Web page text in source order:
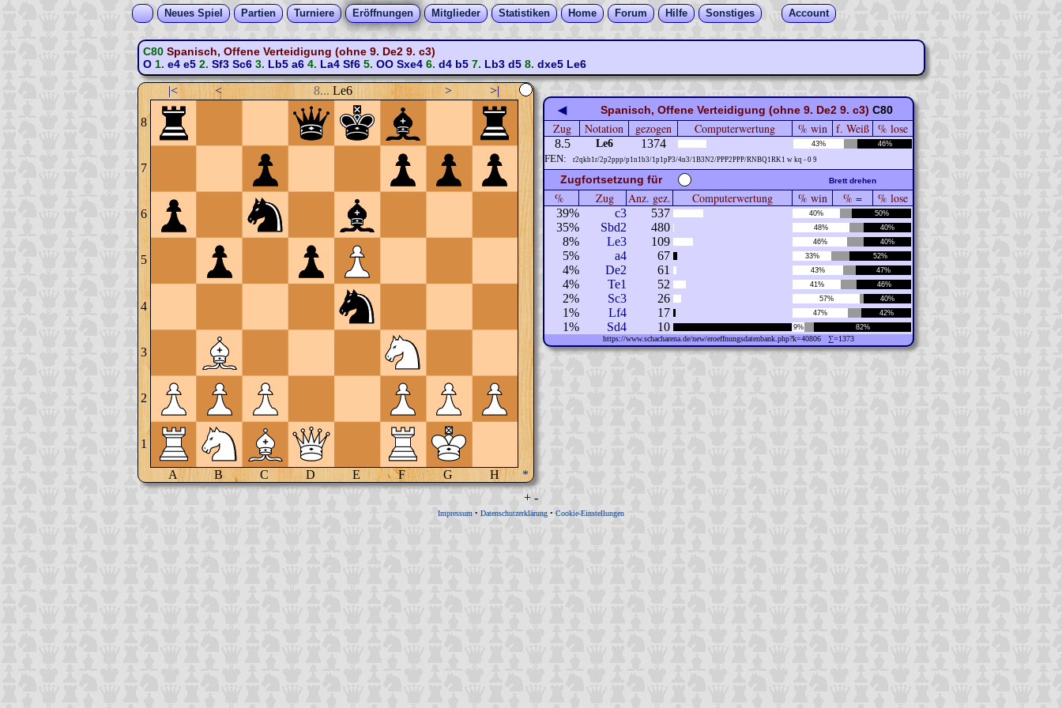
Neues Spiel Partien Turniere Eröffnungen Mitglieder Statistiken Home Forum Hilfe Sonstiges Account
C80 Spanisch, Offene Verteidigung (ohne 9. De2 9. c3)
O1. e4 e52. Sf3 Sc63. Lb5 a64. La4 Sf65. OO Sxe46. d4 b57. Lb3 d58. dxe5 Le6
|< < 8... Le6 > >|
8
7
6
5
4
3
2
1
A B C D E F G H *
◀ Spanisch, Offene Verteidigung (ohne 9. De2 9. c3) C80
Zug Notation gezogen Computerwertung % win f. Weiß % lose
8.5 Le6 1374 43% 46%
FEN: r2qkb1r/2p2ppp/p1n1b3/1p1pP3/4n3/1B3N2/PPP2PPP/RNBQ1RK1 w kq - 0 9
Zugfortsetzung für Brett drehen
% Zug Anz. gez. Computerwertung % win % = % lose
39% c3 537 40% 50%
35% Sbd2 480 48% 40%
8% Le3 109 46% 40%
5% a4 67 33% 52%
4% De2 61 43% 47%
4% Te1 52 41% 46%
2% Sc3 26 57% 40%
1% Lf4 17 47% 42%
1% Sd4 10 9% 82%
https://www.schacharena.de/new/eroeffnungsdatenbank.php?k=40806 ∑=1373
+ -
Impressum • Datenschutzerklärung • Cookie-Einstellungen